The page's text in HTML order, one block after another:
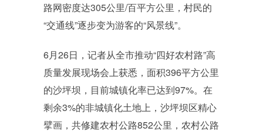
路网密度达305公里/百平方公里，村民的
“交通线”逐步变为游客的“风景线”。
6月26日，记者从全市推动“四好农村路”高
质量发展现场会上获悉，面积396平方公里
的沙坪坝，目前城镇化率已达到97%。在
剩余3%的非城镇化土地上，沙坪坝区精心
擘画，共修建农村公路852公里，农村公路